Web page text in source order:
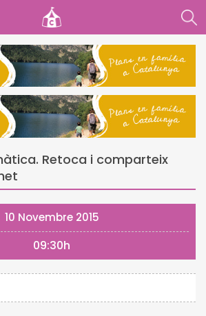
Retoca i comparteix
10 Novembre 2015
09:30h